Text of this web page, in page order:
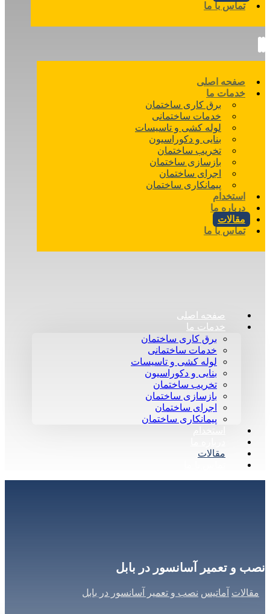
تماس با ما
صفحه اصلی
خدمات ما
برق کاری ساختمان
خدمات ساختمانی
لوله کشی و تاسیسات
بنایی و دکوراسیون
تخریب ساختمان
بازسازی ساختمان
اجرای ساختمان
پیمانکاری ساختمان
استخدام
درباره ما
مقالات
تماس با ما
صفحه اصلی
خدمات ما
برق کاری ساختمان
خدمات ساختمانی
لوله کشی و تاسیسات
بنایی و دکوراسیون
تخریب ساختمان
بازسازی ساختمان
اجرای ساختمان
پیمانکاری ساختمان
مقالات
نصب و تعمیر آسانسور در بابل
مقالات آماتیس نصب و تعمیر آسانسور در بابل